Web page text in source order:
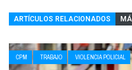
ARTÍCULOS RELACIONADOS
CPM TRABAJO VIOLENCIA POLICIAL